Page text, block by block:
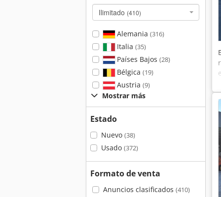
Ilimitado (410)
Alemania (316)
Italia (35)
Países Bajos (28)
Bélgica (19)
Austria (9)
Mostrar más
Estado
Nuevo (38)
Usado (372)
Formato de venta
Anuncios clasificados (410)